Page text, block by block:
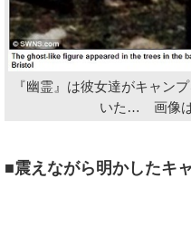
『幽霊』は彼女達がキャン
いた… 画像
■震えながら明かしたキ